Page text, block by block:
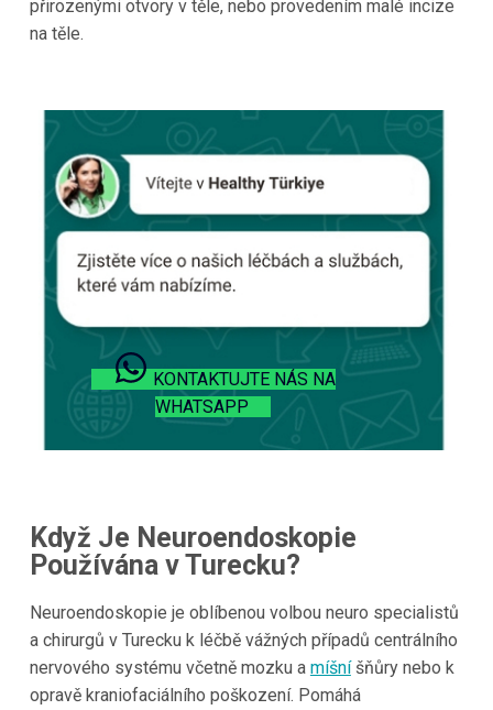
přirozenými otvory v těle, nebo provedením malé incize
na těle.
KONTAKTUJTE NÁS NA
WHATSAPP
Když Je Neuroendoskopie
Používána v Turecku?
Neuroendoskopie je oblíbenou volbou neuro specialistů
a chirurgů v Turecku k léčbě vážných případů centrálního
nervového systému včetně mozku a míšníšňůry nebo k
opravě kraniofaciálního poškození. Pomáhá